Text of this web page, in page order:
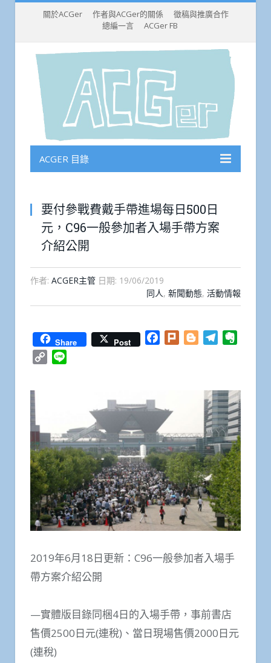
關於ACGer 作者與ACGer的關係
徵稿與推廣合作
總編一言
ACGer FB
ACGER 目錄
要付參戰費戴手帶進場每日500日
元，C96一般參加者入場手帶方案
介紹公開
作者: ACGER主管 日期: 19/06/2019
同人, 新聞動態, 活動情報
Share Post Facebook
Plurk BloggerTelegram
Copy
2019年6月18日更新：C96一般參加者入場手
帶方案介紹公開
—實體版目錄同梱4日的入場手帶，事前書店
售價2500日元(連稅)、當日現場售價2000日元
(連稅)